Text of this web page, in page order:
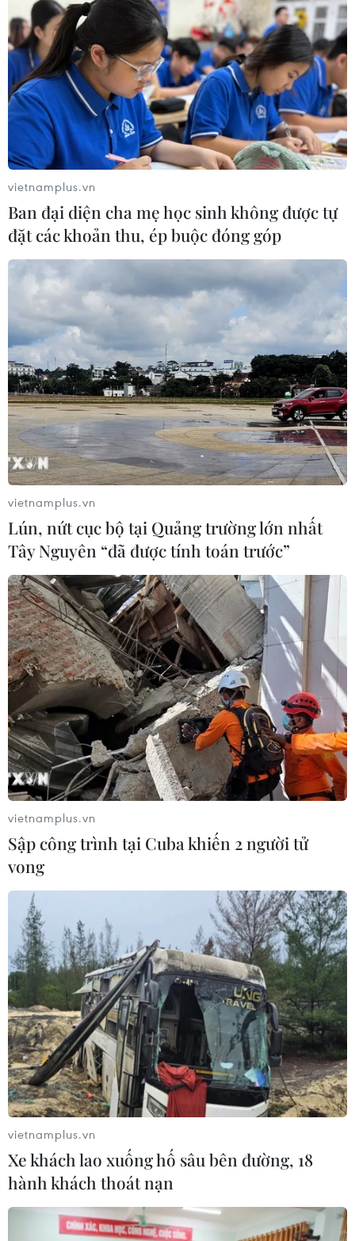
vietnamplus.vn
Ban đại diện cha mẹ học sinh không được tự
đặt các khoản thu, ép buộc đóng góp
vietnamplus.vn
Lún, nứt cục bộ tại Quảng trường lớn nhất
Tây Nguyên “đã được tính toán trước”
vietnamplus.vn
Sập công trình tại Cuba khiến 2 người tử
vong
vietnamplus.vn
Xe khách lao xuống hố sâu bên đường, 18
hành khách thoát nạn